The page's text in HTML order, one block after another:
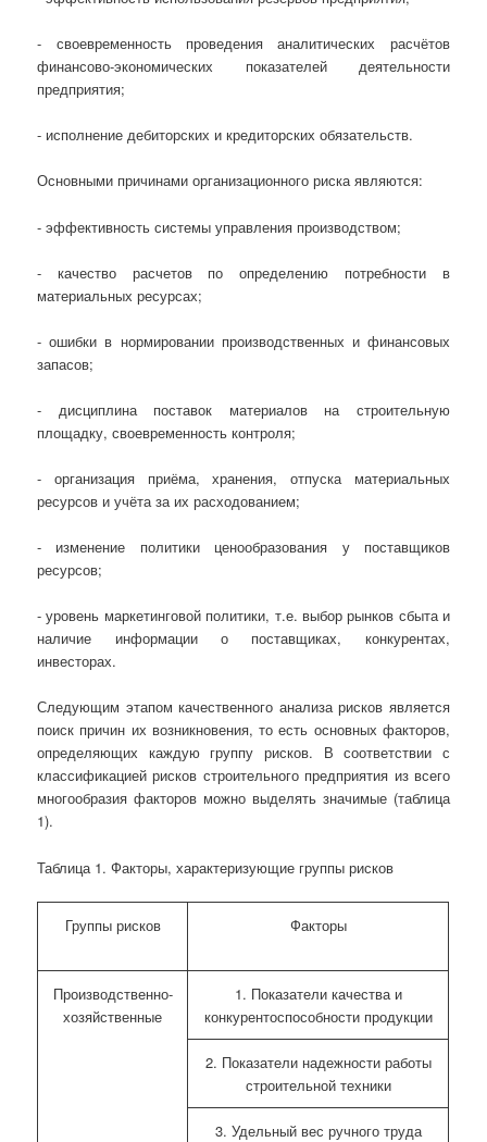
- своевременность проведения аналитических расчётов
финансово-экономических показателей деятельности
предприятия;
- исполнение дебиторских и кредиторских обязательств.
Основными причинами организационного риска являются:
- эффективность системы управления производством;
- качество расчетов по определению потребности в
материальных ресурсах;
- ошибки в нормировании производственных и финансовых
запасов;
- дисциплина поставок материалов на строительную
площадку, своевременность контроля;
- организация приёма, хранения, отпуска материальных
ресурсов и учёта за их расходованием;
- изменение политики ценообразования у поставщиков
ресурсов;
- уровень маркетинговой политики, т.е. выбор рынков сбыта и
наличие информации о поставщиках, конкурентах,
инвесторах.
Следующим этапом качественного анализа рисков является
поиск причин их возникновения, то есть основных факторов,
определяющих каждую группу рисков. В соответствии с
классификацией рисков строительного предприятия из всего
многообразия факторов можно выделять значимые (таблица
1).
Таблица 1.Факторы, характеризующие группы рисков
Группы рисков Факторы
Производственно-
хозяйственные
1. Показатели качества и
конкурентоспособности продукции
2. Показатели надежности работы
строительной техники
3. Удельный вес ручного труда